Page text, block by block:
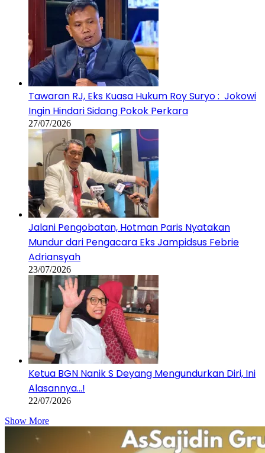
Tawaran RJ, Eks Kuasa Hukum Roy Suryo : Jokowi
Ingin Hindari Sidang Pokok Perkara
27/07/2026
Jalani Pengobatan, Hotman Paris Nyatakan
Mundur dari Pengacara Eks Jampidsus Febrie
Adriansyah
23/07/2026
Ketua BGN Nanik S Deyang Mengundurkan Diri, Ini
Alasannya…!
22/07/2026
Show More